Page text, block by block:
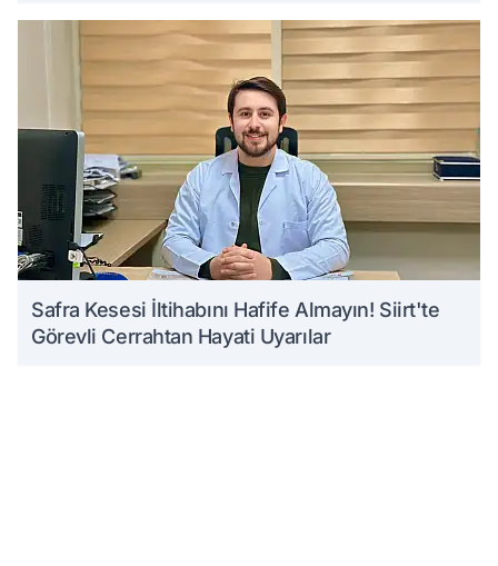
Safra Kesesi İltihabını Hafife Almayın! Siirt'te
Görevli Cerrahtan Hayati Uyarılar